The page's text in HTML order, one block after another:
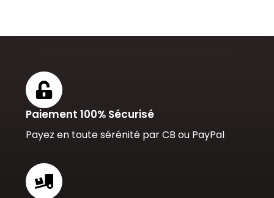
Paiement 100% Sécurisé
Payez en toute sérénité par CB ou PayPal